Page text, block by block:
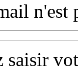
n'est
saisir